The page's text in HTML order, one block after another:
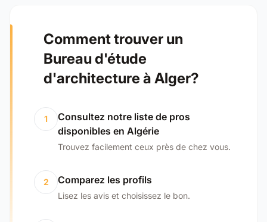
Comment trouver un
Bureau d'étude
d'architecture à Alger?
1
Consultez notre liste de pros
disponibles en Algérie
Trouvez facilement ceux près de chez vous.
2 Comparez les profils
Lisez les avis et choisissez le bon.